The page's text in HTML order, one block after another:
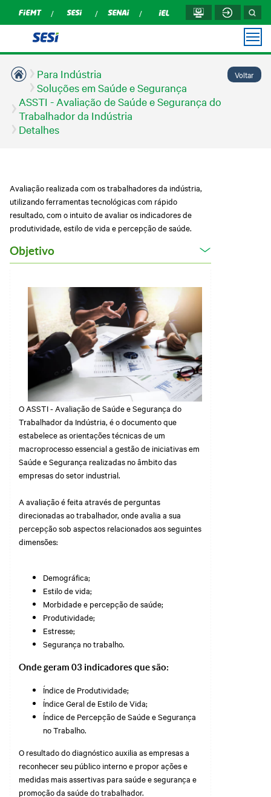
PARA
VOCÊ
Aulas de Pilates
Fisioterapia e
Conheça o Novo Ensino
Multiação
Certificado e Diploma
Orquestra Sesi Mato
PARA
INDÚSTRIA
Campanha de Vacinação
Saúde
Soluções em educação
Soluções em Saúde e
Segurança
Sesi Na Pista
Sesi Cursos e
Newsletter
Sesi Viva Bem
Treinamentos das
Normas
Regulamentadoras
Consultas e Exames
Ocupacionais
UNIDADES
Cuiabá
Rondonópolis
MÍDIAS
Podcasts
Notícias
INSTITUCIONAL
Sobre nós
Assessoria de
Comunicação
Perguntas frequentes
Portal do Fornecedor
Prestação de Contas
Relatório Anual
Downloads
Credenciamento
Privacidade e Proteção
de Dados
TRANSPARÊNCIA
Prestação de contas
TCU
Transparência SESI
OUVIDORIA Voltar
Para Indústria
Soluções em Saúde e Segurança
ASSTI - Avaliação de Saúde e Segurança do
Trabalhador da Indústria
Detalhes
Avaliação realizada com os trabalhadores da indústria,
utilizando ferramentas tecnológicas com rápido
resultado, com o intuito de avaliar os indicadores de
produtividade, estilo de vida e percepção de saúde.
Objetivo
O ASSTI - Avaliação de Saúde e Segurança do
Trabalhador da Indústria, é o documento que
estabelece as orientações técnicas de um
macroprocesso essencial a gestão de iniciativas em
Saúde e Segurança realizadas no âmbito das
empresas do setor industrial.
A avaliação é feita através de perguntas
direcionadas ao trabalhador, onde avalia a sua
percepção sob aspectos relacionados aos seguintes
dimensões:
Demográfica;
Estilo de vida;
Morbidade e percepção de saúde;
Produtividade;
Estresse;
Segurança no trabalho.
Onde geram 03 indicadores que são:
Índice de Produtividade;
Índice Geral de Estilo de Vida;
Índice de Percepção de Saúde e Segurança
no Trabalho.
O resultado do diagnóstico auxilia as empresas a
reconhecer seu público interno e propor ações e
medidas mais assertivas para saúde e segurança e
promoção da saúde do trabalhador.